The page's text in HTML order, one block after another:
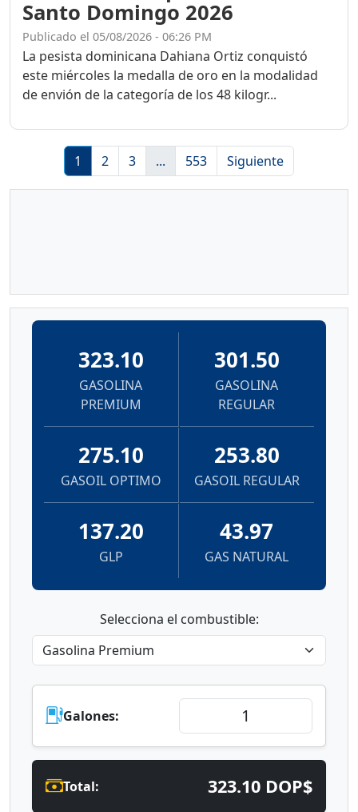
Santo Domingo 2026
Publicado el 05/08/2026 - 06:26 PM
La pesista dominicana Dahiana Ortiz conquistó
este miércoles la medalla de oro en la modalidad
de envión de la categoría de los 48 kilogr...
1 2 3 ... 553 Siguiente
323.10
GASOLINA
PREMIUM
301.50
GASOLINA
REGULAR
275.10
GASOIL OPTIMO
253.80
GASOIL REGULAR
137.20
GLP
43.97
GAS NATURAL
Selecciona el combustible:
Galones:
Total: 323.10 DOP$